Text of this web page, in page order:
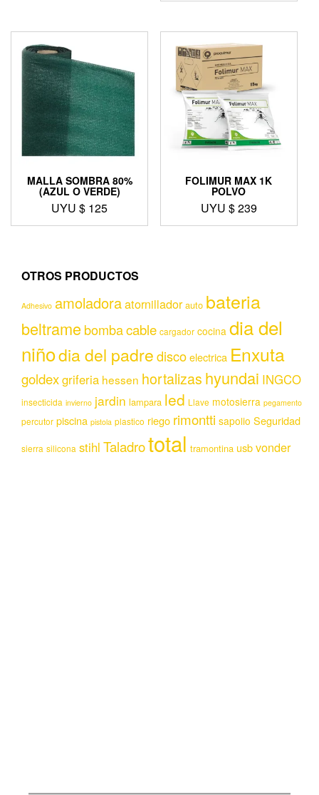
MALLA SOMBRA 80%
(AZUL O VERDE)
UYU $ 125
FOLIMUR MAX 1K
POLVO
UYU $239
OTROS PRODUCTOS
Adhesivo amoladoraatornillador auto bateria
beltramebombacable cargador cocina dia del
niñodia del padrediscoelectrica Enxuta
goldexgriferia hessen hortalizas hyundai INGCO
insecticida invierno jardin lampara led Llave motosierra pegamento
percutor piscina pistola plastico riego rimontti sapolio Seguridad
sierra silicona stihl Taladrototal tramontina usbvonder